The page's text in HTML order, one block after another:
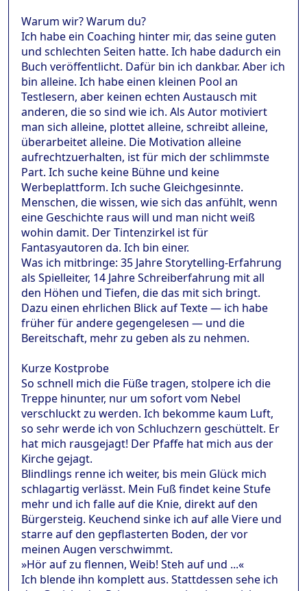
Warum wir? Warum du?
Ich habe ein Coaching hinter mir, das seine guten
und schlechten Seiten hatte. Ich habe dadurch ein
Buch veröffentlicht. Dafür bin ich dankbar. Aber ich
bin alleine. Ich habe einen kleinen Pool an
Testlesern, aber keinen echten Austausch mit
anderen, die so sind wie ich. Als Autor motiviert
man sich alleine, plottet alleine, schreibt alleine,
überarbeitet alleine. Die Motivation alleine
aufrechtzuerhalten, ist für mich der schlimmste
Part. Ich suche keine Bühne und keine
Werbeplattform. Ich suche Gleichgesinnte.
Menschen, die wissen, wie sich das anfühlt, wenn
eine Geschichte raus will und man nicht weiß
wohin damit. Der Tintenzirkel ist für
Fantasyautoren da. Ich bin einer.
Was ich mitbringe: 35 Jahre Storytelling-Erfahrung
als Spielleiter, 14 Jahre Schreiberfahrung mit all
den Höhen und Tiefen, die das mit sich bringt.
Dazu einen ehrlichen Blick auf Texte — ich habe
früher für andere gegengelesen — und die
Bereitschaft, mehr zu geben als zu nehmen.
Kurze Kostprobe
So schnell mich die Füße tragen, stolpere ich die
Treppe hinunter, nur um sofort vom Nebel
verschluckt zu werden. Ich bekomme kaum Luft,
so sehr werde ich von Schluchzern geschüttelt. Er
hat mich rausgejagt! Der Pfaffe hat mich aus der
Kirche gejagt.
Blindlings renne ich weiter, bis mein Glück mich
schlagartig verlässt. Mein Fuß findet keine Stufe
mehr und ich falle auf die Knie, direkt auf den
Bürgersteig. Keuchend sinke ich auf alle Viere und
starre auf den gepflasterten Boden, der vor
meinen Augen verschwimmt.
»Hör auf zu flennen, Weib! Steh auf und ...«
Ich blende ihn komplett aus. Stattdessen sehe ich